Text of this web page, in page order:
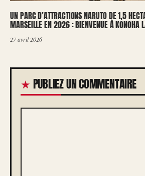
UN PARC D’ATTRACTIONS NARUTO DE 1,5
MARSEILLE EN 2026 : BIENVENUE À KONOHA
27 avril 2026
PUBLIEZ UN COMMENTAIRE